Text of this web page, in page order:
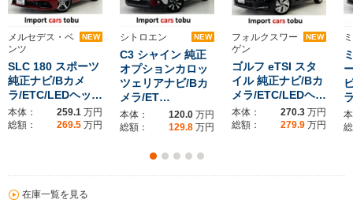
メルセデス・ベ
ンツ
NEW
SLC 180 スポーツ
純正ナビ/Bカメ
ラ/ETC/LEDヘッ…
本体： 259.1 万円
総額：
269.5 万円
シトロエン NEW
C3 シャイン 純正
オプションカロッ
ツェリアナビ/Bカ
メラ/ET…
本体： 120.0 万円
総額：
129.8 万円
フォルクスワー
ゲン
NEW
ゴルフ eTSI スタ
イル 純正ナビ/Bカ
メラ/ETC/LEDヘ…
本体： 270.3 万円
総額：
279.9 万円
在庫一覧を見る